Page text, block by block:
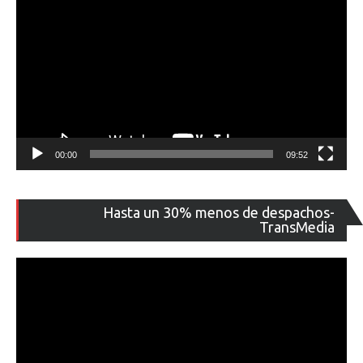
00:00 09:52
Hasta un 30% menos de despachos-
TransMedia
de